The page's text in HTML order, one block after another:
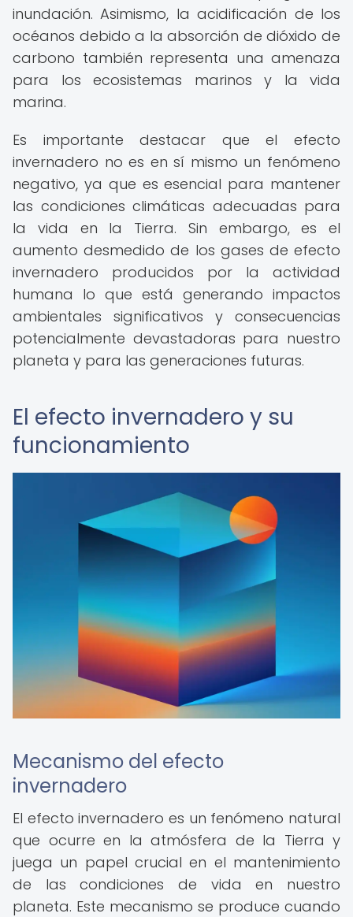
inundación. Asimismo, la acidificación de los
océanos debido a la absorción de dióxido de
carbono también representa una amenaza
para los ecosistemas marinos y la vida
marina.
Es importante destacar que el efecto
invernadero no es en sí mismo un fenómeno
negativo, ya que es esencial para mantener
las condiciones climáticas adecuadas para
la vida en la Tierra. Sin embargo, es el
aumento desmedido de los gases de efecto
invernadero producidos por la actividad
humana lo que está generando impactos
ambientales significativos y consecuencias
potencialmente devastadoras para nuestro
planeta y para las generaciones futuras.
El efecto invernadero y su
funcionamiento
Mecanismo del efecto
invernadero
El efecto invernadero es un fenómeno natural
que ocurre en la atmósfera de la Tierra y
juega un papel crucial en el mantenimiento
de las condiciones de vida en nuestro
planeta. Este mecanismo se produce cuando